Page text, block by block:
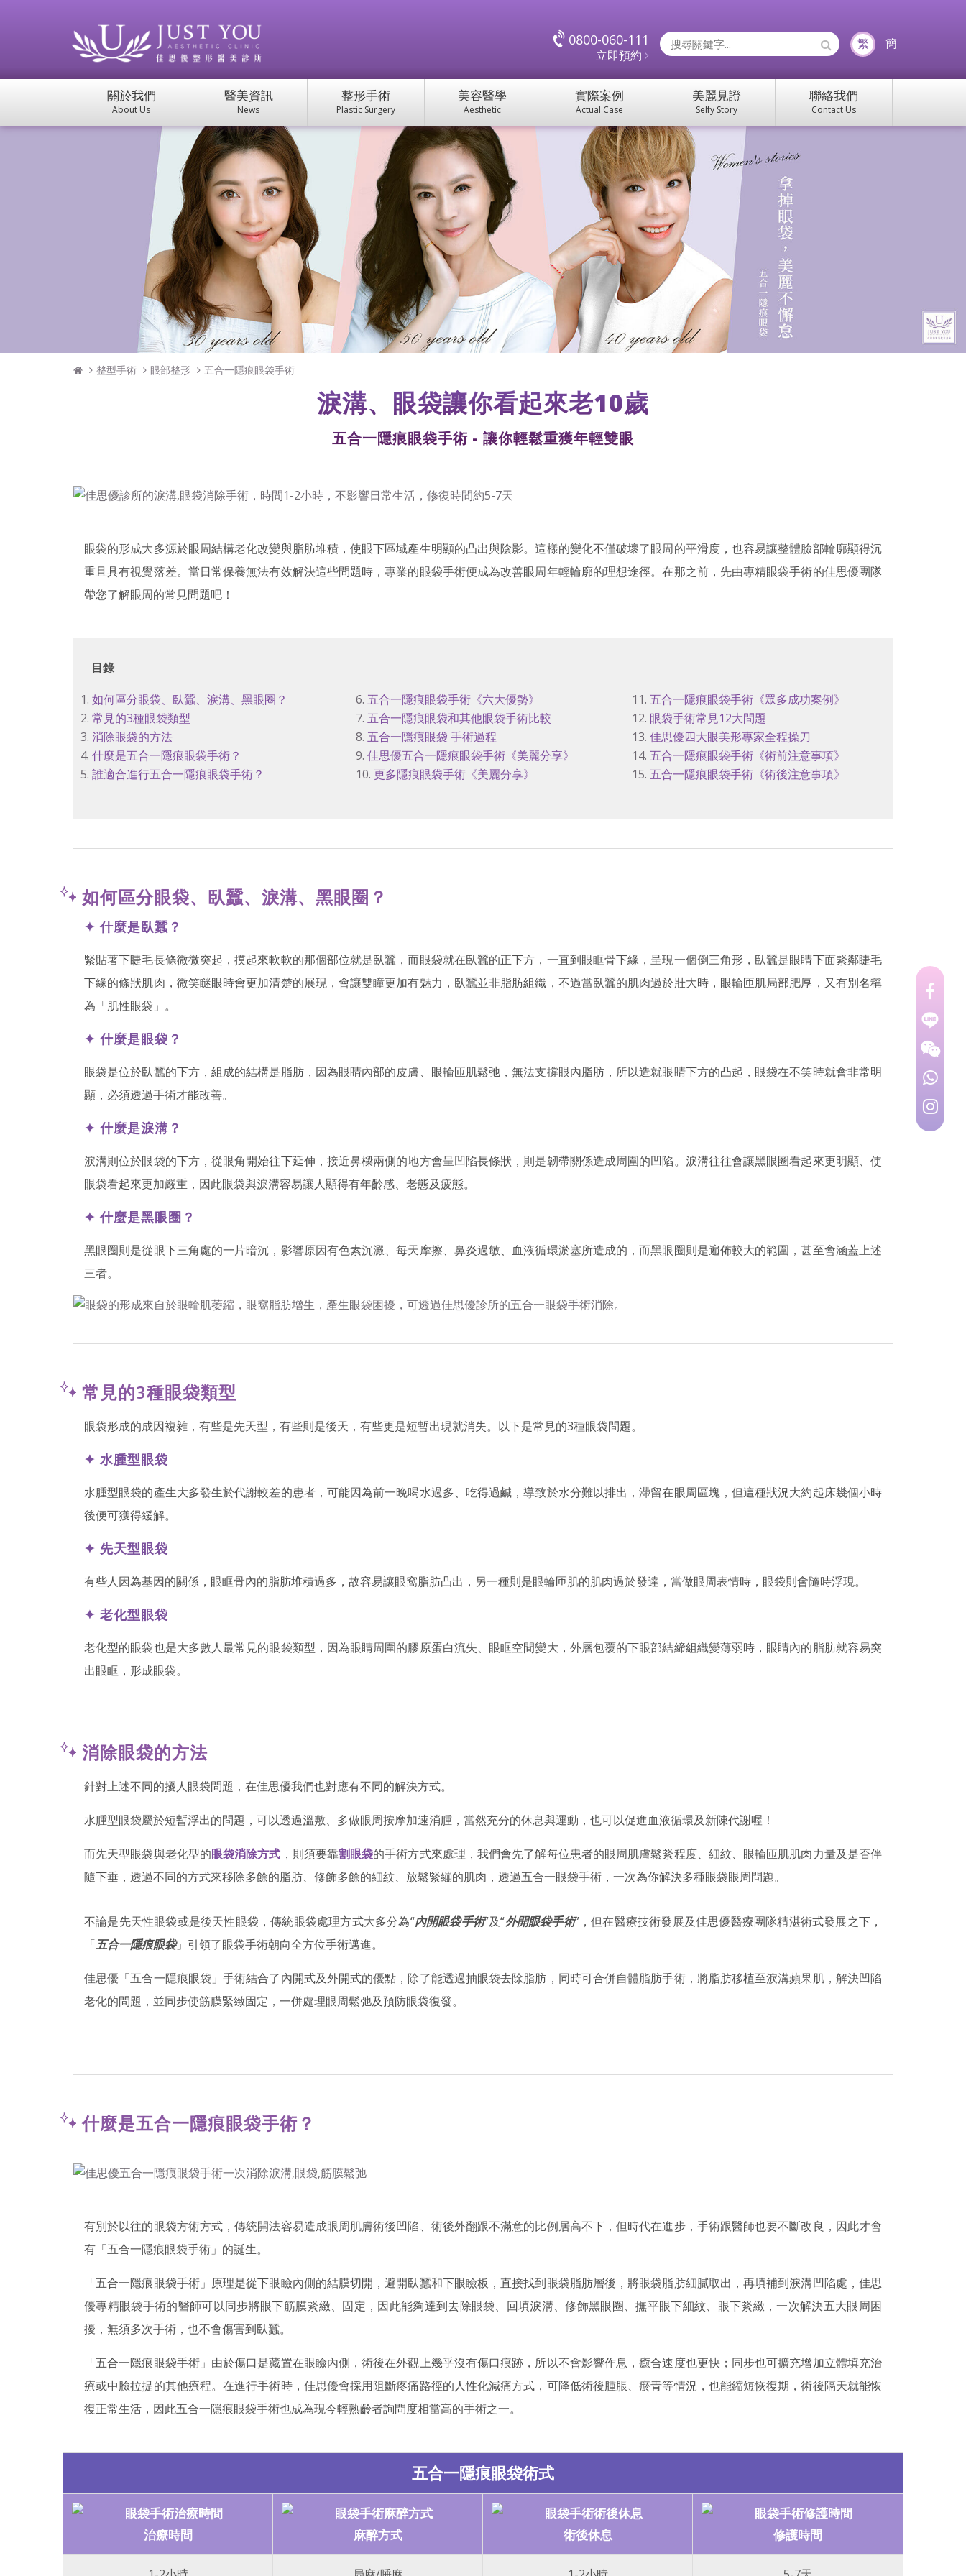
0800-060-111
立即預約
Search
Icons:
繁 簡
關於我們
About Us
醫美資訊
News
整形手術
Plastic Surgery
美容醫學
Aesthetic
實際案例
Actual Case
美麗見證
Selfy Story
聯絡我們
Contact Us
整型手術 眼部整形 五合一隱痕眼袋手術
淚溝、眼袋讓你看起來老10歲
五合一隱痕眼袋手術 - 讓你輕鬆重獲年輕雙眼
眼袋的形成大多源於眼周結構老化改變與脂肪堆積，使眼下區域產生明顯的凸出與陰影。這樣的變化不僅破壞了眼周的平滑度，也容易讓整體臉部輪廓顯得沉
重且具有視覺落差。當日常保養無法有效解決這些問題時，專業的眼袋手術便成為改善眼周年輕輪廓的理想途徑。在那之前，先由專精眼袋手術的佳思優團隊
帶您了解眼周的常見問題吧！
目錄
1. 如何區分眼袋、臥蠶、淚溝、黑眼圈？
2. 常見的3種眼袋類型
3. 消除眼袋的方法
4. 什麼是五合一隱痕眼袋手術？
5. 誰適合進行五合一隱痕眼袋手術？
6. 五合一隱痕眼袋手術《六大優勢》
7. 五合一隱痕眼袋和其他眼袋手術比較
8. 五合一隱痕眼袋 手術過程
9.佳思優五合一隱痕眼袋手術《美麗分享》
10.更多隱痕眼袋手術《美麗分享》
11. 五合一隱痕眼袋手術《眾多成功案例》
12. 眼袋手術常見12大問題
13. 佳思優四大眼美形專家全程操刀
14. 五合一隱痕眼袋手術《術前注意事項》
15. 五合一隱痕眼袋手術《術後注意事項》
如何區分眼袋、臥蠶、淚溝、黑眼圈？
✦ 什麼是臥蠶？
緊貼著下睫毛長條微微突起，摸起來軟軟的那個部位就是臥蠶，而眼袋就在臥蠶的正下方，一直到眼眶骨下緣，呈現一個倒三角形，臥蠶是眼睛下面緊鄰睫毛
下緣的條狀肌肉，微笑瞇眼時會更加清楚的展現，會讓雙瞳更加有魅力，臥蠶並非脂肪組織，不過當臥蠶的肌肉過於壯大時，眼輪匝肌局部肥厚，又有別名稱
為「肌性眼袋」。
✦ 什麼是眼袋？
眼袋是位於臥蠶的下方，組成的結構是脂肪，因為眼睛內部的皮膚、眼輪匝肌鬆弛，無法支撐眼內脂肪，所以造就眼睛下方的凸起，眼袋在不笑時就會非常明
顯，必須透過手術才能改善。
✦ 什麼是淚溝？
淚溝則位於眼袋的下方，從眼角開始往下延伸，接近鼻樑兩側的地方會呈凹陷長條狀，則是韌帶關係造成周圍的凹陷。淚溝往往會讓黑眼圈看起來更明顯、使
眼袋看起來更加嚴重，因此眼袋與淚溝容易讓人顯得有年齡感、老態及疲態。
✦ 什麼是黑眼圈？
黑眼圈則是從眼下三角處的一片暗沉，影響原因有色素沉澱、每天摩擦、鼻炎過敏、血液循環淤塞所造成的，而黑眼圈則是遍佈較大的範圍，甚至會涵蓋上述
三者。
常見的3種眼袋類型
眼袋形成的成因複雜，有些是先天型，有些則是後天，有些更是短暫出現就消失。以下是常見的3種眼袋問題。
✦ 水腫型眼袋
水腫型眼袋的產生大多發生於代謝較差的患者，可能因為前一晚喝水過多、吃得過鹹，導致於水分難以排出，滯留在眼周區塊，但這種狀況大約起床幾個小時
後便可獲得緩解。
✦ 先天型眼袋
有些人因為基因的關係，眼眶骨內的脂肪堆積過多，故容易讓眼窩脂肪凸出，另一種則是眼輪匝肌的肌肉過於發達，當做眼周表情時，眼袋則會隨時浮現。
✦ 老化型眼袋
老化型的眼袋也是大多數人最常見的眼袋類型，因為眼睛周圍的膠原蛋白流失、眼眶空間變大，外層包覆的下眼部結締組織變薄弱時，眼睛內的脂肪就容易突
出眼眶，形成眼袋。
消除眼袋的方法
針對上述不同的擾人眼袋問題，在佳思優我們也對應有不同的解決方式。
水腫型眼袋屬於短暫浮出的問題，可以透過溫敷、多做眼周按摩加速消腫，當然充分的休息與運動，也可以促進血液循環及新陳代謝喔！
而先天型眼袋與老化型的眼袋消除方式 ，則須要靠割眼袋的手術方式來處理，我們會先了解每位患者的眼周肌膚鬆緊程度、細紋、眼輪匝肌肌肉力量及是否伴
隨下垂，透過不同的方式來移除多餘的脂肪、修飾多餘的細紋、放鬆緊繃的肌肉，透過五合一眼袋手術，一次為你解決多種眼袋眼周問題。
不論是先天性眼袋或是後天性眼袋，傳統眼袋處理方式大多分為“內開眼袋手術”及“外開眼袋手術”，但在醫療技術發展及佳思優醫療團隊精湛術式發展之下，
「五合一隱痕眼袋」引領了眼袋手術朝向全方位手術邁進。
佳思優「五合一隱痕眼袋」手術結合了內開式及外開式的優點，除了能透過抽眼袋去除脂肪，同時可合併自體脂肪手術，將脂肪移植至淚溝蘋果肌，解決凹陷
老化的問題，並同步使筋膜緊緻固定，一併處理眼周鬆弛及預防眼袋復發。
什麼是五合一隱痕眼袋手術？
有別於以往的眼袋方術方式，傳統開法容易造成眼周肌膚術後凹陷、術後外翻跟不滿意的比例居高不下，但時代在進步，手術跟醫師也要不斷改良，因此才會
有「五合一隱痕眼袋手術」的誕生。
「五合一隱痕眼袋手術」原理是從下眼瞼內側的結膜切開，避開臥蠶和下眼瞼板，直接找到眼袋脂肪層後，將眼袋脂肪細膩取出，再填補到淚溝凹陷處，佳思
優專精眼袋手術的醫師可以同步將眼下筋膜緊緻、固定，因此能夠達到去除眼袋、回填淚溝、修飾黑眼圈、撫平眼下細紋、眼下緊緻，一次解決五大眼周困
擾，無須多次手術，也不會傷害到臥蠶。
「五合一隱痕眼袋手術」由於傷口是藏置在眼瞼內側，術後在外觀上幾乎沒有傷口痕跡，所以不會影響作息，癒合速度也更快；同步也可擴充增加立體填充治
療或中臉拉提的其他療程。在進行手術時，佳思優會採用阻斷疼痛路徑的人性化減痛方式，可降低術後腫脹、瘀青等情況，也能縮短恢復期，術後隔天就能恢
復正常生活，因此五合一隱痕眼袋手術也成為現今輕熟齡者詢問度相當高的手術之一。
五合一隱痕眼袋術式
治療時間 麻醉方式 術後休息 修護時間